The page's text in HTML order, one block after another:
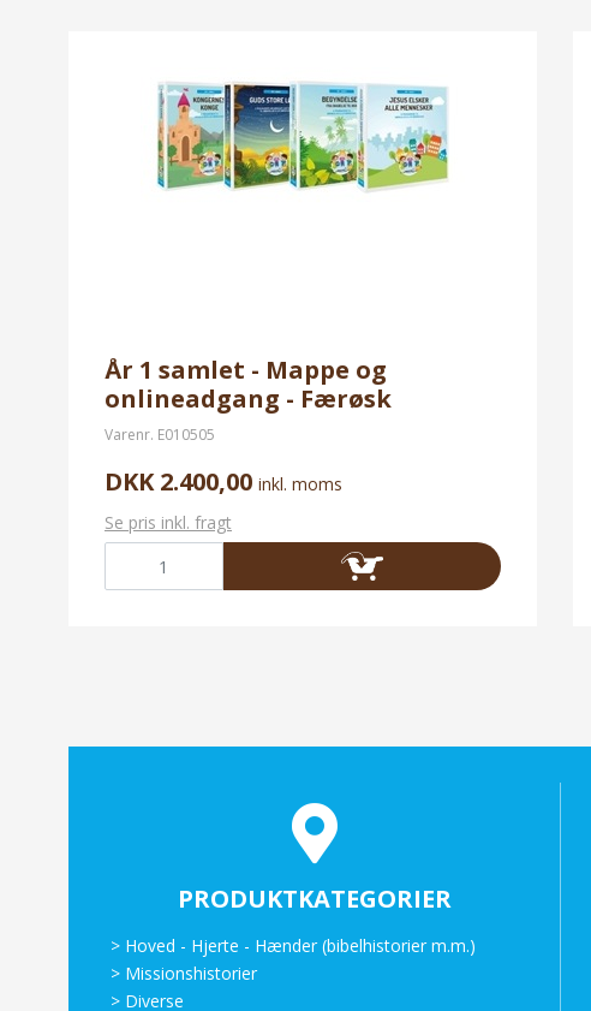
År 1 samlet - Mappe og
onlineadgang - Færøsk
Varenr. E010505
DKK 2.400,00 inkl. moms
Se pris inkl. fragt
PRODUKTKATEGORIER
> Hoved - Hjerte - Hænder (bibelhistorier m.m.)
> Missionshistorier
> Diverse